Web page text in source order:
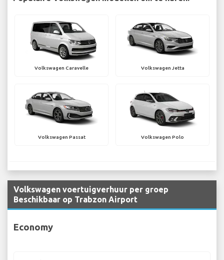
Volkswagen Caravelle Volkswagen Jetta
Volkswagen Passat Volkswagen Polo
Volkswagen voertuigverhuur per groep
Beschikbaar op Trabzon Airport
Economy